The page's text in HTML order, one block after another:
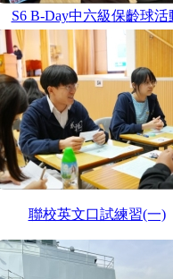
S6 B-Day中六級保齡球活
聯校英文口試練習(一)